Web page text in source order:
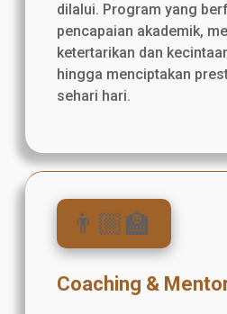
dilalui. Program yang
pencapaian akademik,
ketertarikan dan
hingga menciptakan
sehari hari.
👨🏼‍🏫
Coaching &